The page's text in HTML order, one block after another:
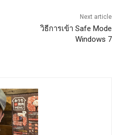
Next article
วิธีการเข้า Safe Mode
Windows 7